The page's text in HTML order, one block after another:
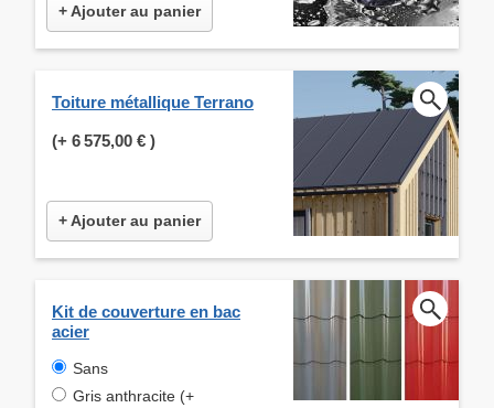
+ Ajouter au panier
Toiture métallique Terrano
(+ 6 575,00 € )
+ Ajouter au panier
Kit de couverture en bac
acier
Sans
Gris anthracite (+